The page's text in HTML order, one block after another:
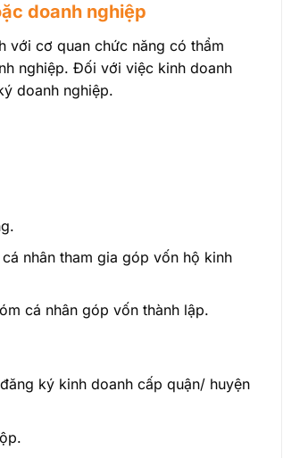
doanh nghiệp
với cơ quan chức năng có thẩm
nghiệp. Đối với việc kinh doanh
doanh nghiệp.
nhân tham gia góp vốn hộ kinh
cá nhân góp vốn thành lập.
ký kinh doanh cấp quận/ huyện